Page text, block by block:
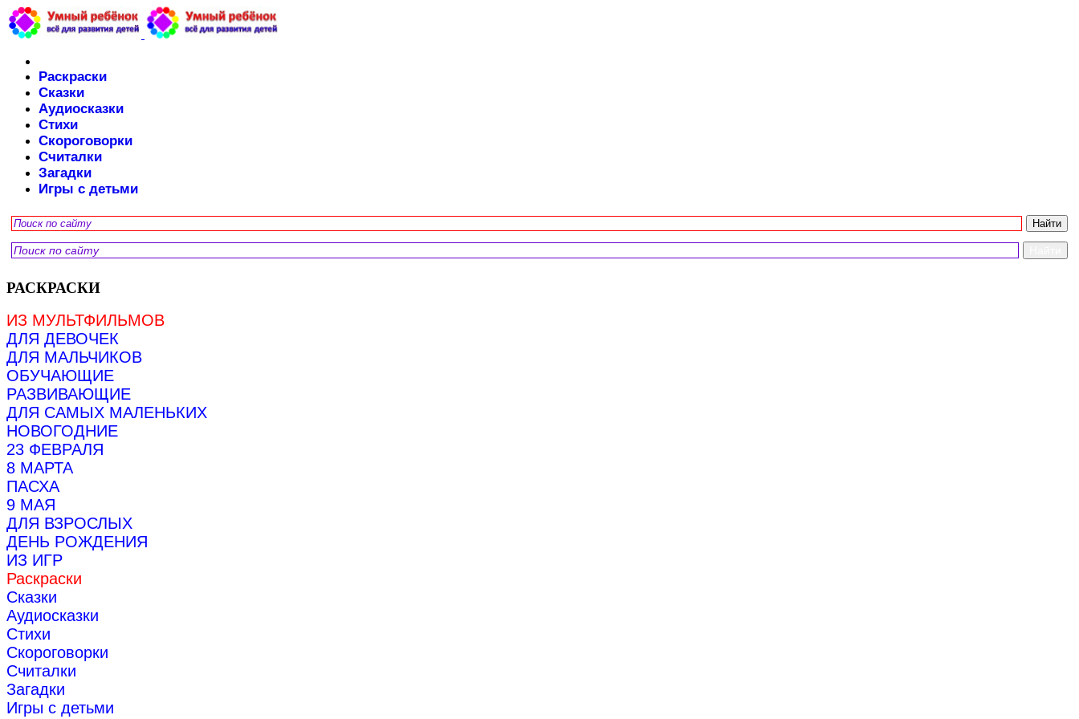
Раскраски
Сказки
Аудиосказки
Стихи
Скороговорки
Считалки
Загадки
Игры с детьми
РАСКРАСКИ
ИЗ МУЛЬТФИЛЬМОВ
ДЛЯ ДЕВОЧЕК
ДЛЯ МАЛЬЧИКОВ
ОБУЧАЮЩИЕ
РАЗВИВАЮЩИЕ
ДЛЯ САМЫХ МАЛЕНЬКИХ
НОВОГОДНИЕ
23 ФЕВРАЛЯ
8 МАРТА
ПАСХА
9 МАЯ
ДЛЯ ВЗРОСЛЫХ
ДЕНЬ РОЖДЕНИЯ
ИЗ ИГР
Раскраски
Сказки
Аудиосказки
Стихи
Скороговорки
Считалки
Загадки
Игры с детьми